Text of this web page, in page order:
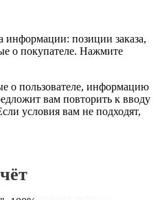
информации: позиции заказа,
о покупателе. Нажмите
о пользователе, информацию
вам повторить к вводу
условия вам не подходят,